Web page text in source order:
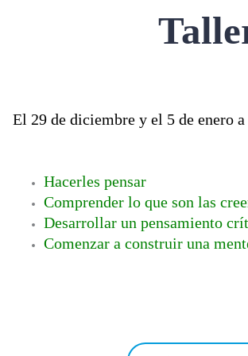
El 29 de diciembre y el 5 de enero
Hacerles pensar
Comprender lo que son las
Desarrollar un pensamiento
Comenzar a construir una
Nombre